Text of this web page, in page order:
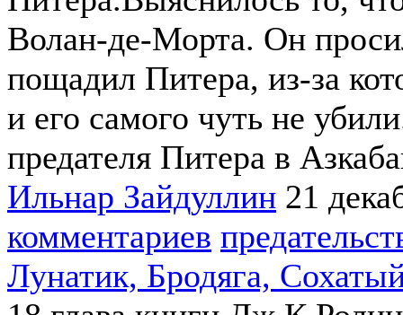
Волан-де-Морта. Он
пощадил Питера, из-за
и его самого чуть не
предателя Питера в
Ильнар Зайдуллин 21
комментариев
Лунатик, Бродяга,